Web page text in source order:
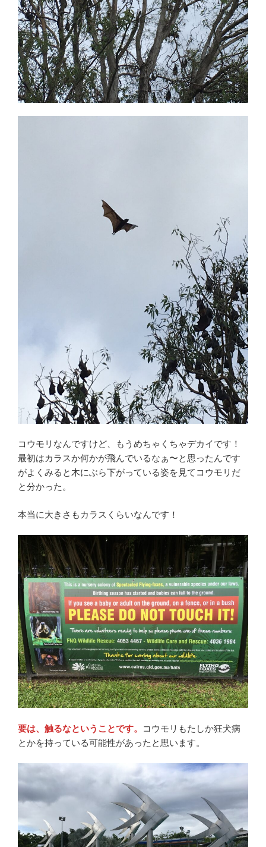
コウモリなんですけど、もうめちゃくちゃデカイです！
最初はカラスか何かが飛んでいるなぁ〜と思ったんです
がよくみると木にぶら下がっている姿を見てコウモリだ
と分かった。
本当に大きさもカラスくらいなんです！
要は、触るなということです。
コウモリもたしか狂犬病
とかを持っている可能性があったと思います。